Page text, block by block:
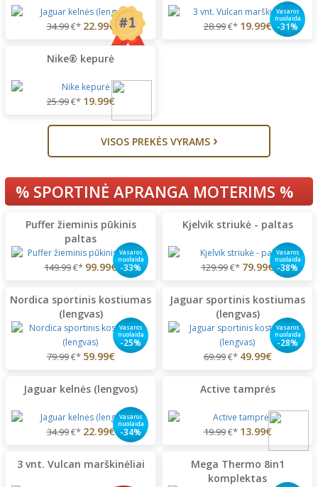
34.99€* 22.99€
Vasaros
nuolaida
-31%
28.99€* 19.99€
Nike® kepurė
25.99€* 19.99€
VISOS PREKĖS VYRAMS ›
% SPORTINĖ APRANGA MOTERIMS %
Puffer žieminis pūkinis
paltas
Vasaros
nuolaida
-33%
149.99€* 99.99€
Kjelvik striukė - paltas
Vasaros
nuolaida
-38%
129.99€* 79.99€
Nordica sportinis kostiumas
(lengvas)
Vasaros
nuolaida
-25%
79.99€* 59.99€
Jaguar sportinis kostiumas
(lengvas)
Vasaros
nuolaida
-28%
69.99€* 49.99€
Jaguar kelnės (lengvos)
Vasaros
nuolaida
-34%
34.99€* 22.99€
Active tamprės
19.99€* 13.99€
3 vnt. Vulcan marškinėliai
Mega Thermo 8in1
komplektas